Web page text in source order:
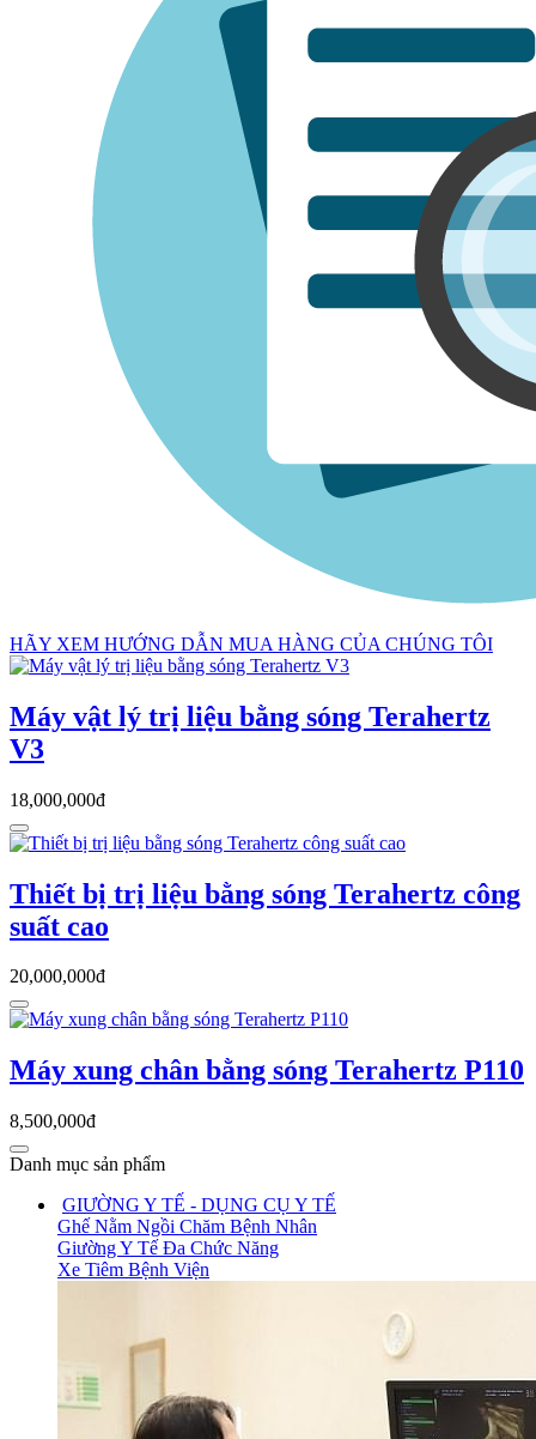
HÃY XEM HƯỚNG DẪN MUA HÀNG CỦA CHÚNG TÔI
Máy vật lý trị liệu bằng sóng Terahertz
V3
18,000,000đ
Thiết bị trị liệu bằng sóng Terahertz công
suất cao
20,000,000đ
Máy xung chân bằng sóng Terahertz P110
8,500,000đ
Danh mục sản phẩm
GIƯỜNG Y TẾ - DỤNG CỤ Y TẾ
Ghế Nằm Ngồi Chăm Bệnh Nhân
Giường Y Tế Đa Chức Năng
Xe Tiêm Bệnh Viện